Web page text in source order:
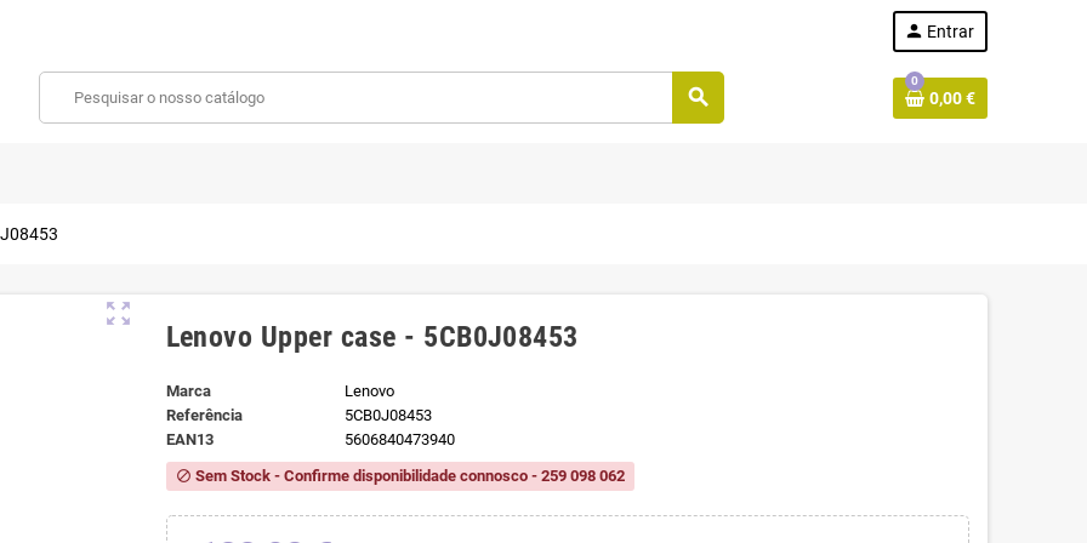
person Entrar
search
0
0,00 €
zoom_out_map
Lenovo Upper case - 5CB0J08453
Marca
Lenovo
Referência
5CB0J08453
EAN13
5606840473940
block Sem Stock - Confirme disponibilidade connosco - 259 098 062